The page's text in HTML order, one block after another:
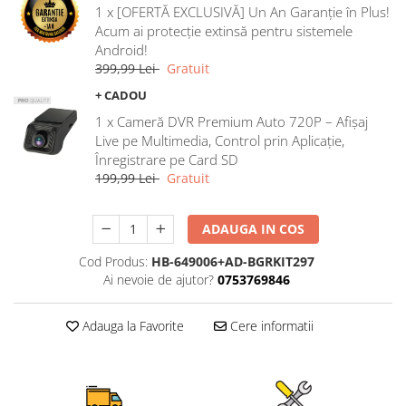
Rame adaptoare Ford
Rame adaptoare M-Benz
Rame adaptoare Opel
Rame adaptoare Skoda
Rame adaptoare Suzuki
Rame adaptoare Dacia
Rame adaptoare Audi
Rame adaptoare Renault
1 x [OFERTĂ EXCLUSIVĂ] Un An Garanție în Plus!
Acum ai protecție extinsă pentru sistemele
Android!
399,99 Lei Gratuit
+ CADOU
1 x Cameră DVR Premium Auto 720P – Afișaj
Live pe Multimedia, Control prin Aplicație,
Înregistrare pe Card SD
199,99 Lei Gratuit
ADAUGA IN COS
Cod Produs: HB-649006+AD-BGRKIT297
Ai nevoie de ajutor? 0753769846
Adauga la Favorite Cere informatii